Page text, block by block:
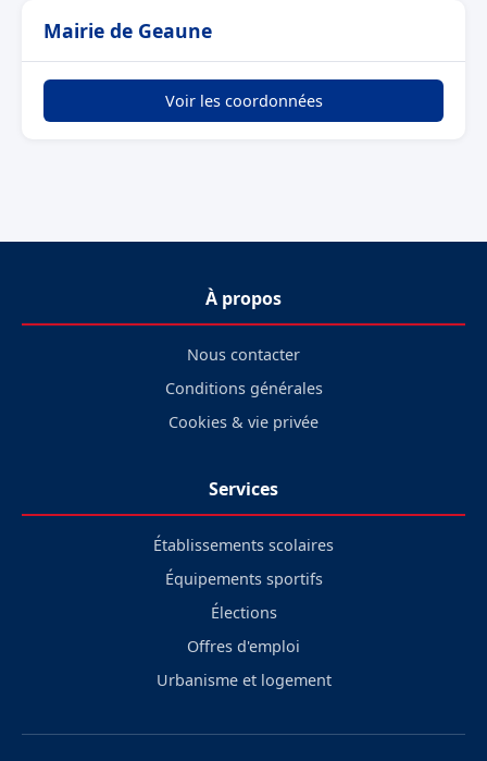
Mairie de Geaune
Voir les coordonnées
À propos
Nous contacter
Conditions générales
Cookies & vie privée
Services
Établissements scolaires
Équipements sportifs
Élections
Offres d'emploi
Urbanisme et logement